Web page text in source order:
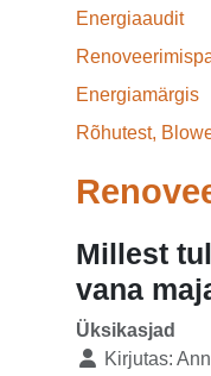
Energiaaudit
Energiamärgis
Rõhutest,
Millest
vana
Üksikasjad
Kirjutas: